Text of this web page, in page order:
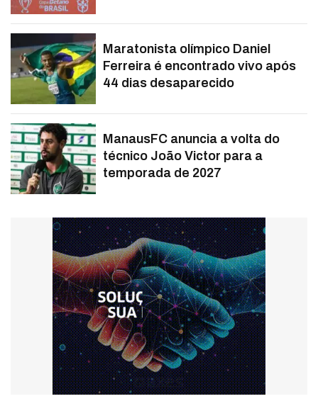
Maratonista olímpico Daniel
Ferreira é encontrado vivo após
44 dias desaparecido
ManausFC anuncia a volta do
técnico João Victor para a
temporada de 2027